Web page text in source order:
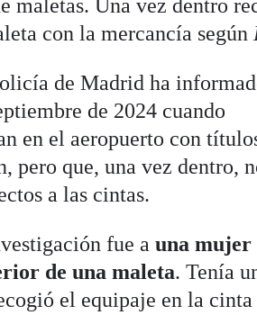
maletas. Una vez dentro
con la mercancía según
de Madrid ha
de 2024 cuando
en el aeropuerto con
pero que, una vez dentro,
a las cintas.
fue auna mujer
de una maleta. Tenía
el equipaje en la cinta